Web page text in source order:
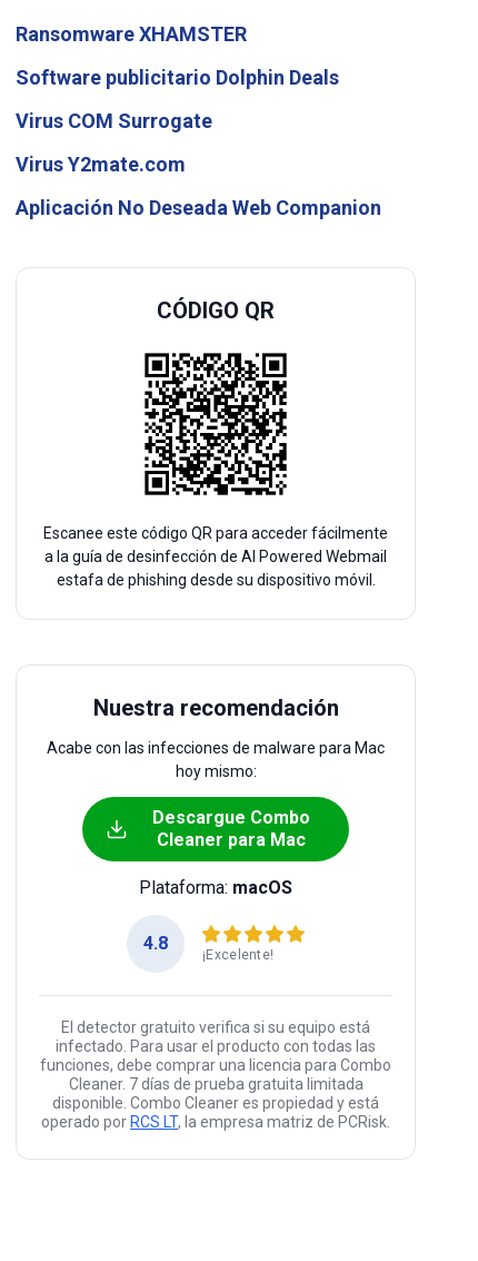
Ransomware XHAMSTER
Software publicitario Dolphin Deals
Virus COM Surrogate
Virus Y2mate.com
Aplicación No Deseada Web Companion
CÓDIGO QR
Escanee este código QR para acceder fácilmente
a la guía de desinfección de AI Powered Webmail
estafa de phishing desde su dispositivo móvil.
Nuestra recomendación
Acabe con las infecciones de malware para Mac
hoy mismo:
Descargue Combo
Cleaner para Mac
Plataforma: macOS
4.8
¡Excelente!
El detector gratuito verifica si su equipo está
infectado. Para usar el producto con todas las
funciones, debe comprar una licencia para Combo
Cleaner. 7 días de prueba gratuita limitada
disponible. Combo Cleaner es propiedad y está
operado por RCS LT, la empresa matriz de PCRisk.